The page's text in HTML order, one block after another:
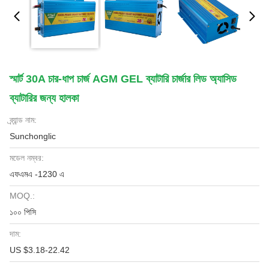
স্মার্ট 30A চার-ধাপ চার্জ AGM GEL ব্যাটারি চার্জার লিড অ্যাসিড
ব্যাটারির জন্য হালকা
ব্র্যান্ড নাম:
Sunchonglic
মডেল নম্বর:
এফএমএ -1230 এ
MOQ.:
১০০ পিসি
দাম:
US $3.18-22.42